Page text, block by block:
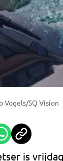
Vogels/SQ Vision
is